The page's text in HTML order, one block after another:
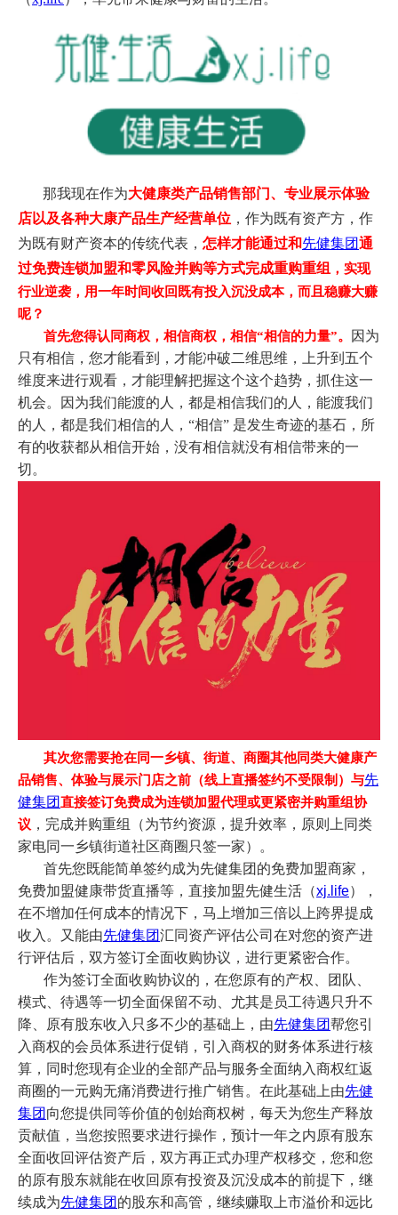
那我现在作为大健康类产品销售部门、专业展示体验
店以及各种大康产品生产经营单位 ，作为既有资产方， 作
为既有财产资本的传统代表， 怎样才能通过和先健集团通
过免费连锁加盟和零风险并购等方式完成重购重组 ，实现
行业逆袭，用一年时间收回既有投入沉没成本，而且稳赚大赚
呢？
首先您得认同商权，相信商权，相信“相信的力量”。
因为
只有相信，您才能看到，才能冲破二维思维，上升到五个
维度来进行观看，才能理解把握这个这个趋势，抓住这一
机会。因为我们能渡的人，都是相信我们的人，能渡我们
的人，都是我们相信的人，“相信” 是发生奇迹的基石，所
有的收获都从相信开始，没有相信就没有相信带来的一
切。
其次您需要抢在同一乡镇、街道、商圈其他同类大健康产
品销售、体验与展示门店之前（线上直播签约不受限制）与先
健集团直接签订免费成为连锁加盟代理或更紧密并购重组协
议 ，完成并购重组（为节约资源，提升效率，原则上同类
家电同一乡镇街道社区商圈只签一家）。
首先您既能简单签约成为先健集团的免费加盟商家，
免费加盟健康带货直播等，直接加盟先健生活（xj.life），
在不增加任何成本的情况下，马上增加三倍以上跨界提成
收入。
又能由先健集团汇同资产评估公司在对您的资产进
行评估后，双方签订全面收购协议，进行更紧密合作。
作为签订全面收购协议的，在您原有的产权、团队、
模式、待遇等一切全面保留不动、尤其是员工待遇只升不
降、原有股东收入只多不少的基础上， 由先健集团帮您引
入商权的会员体系进行促销，引入商权的财务体系进行核
算，同时您现有企业的全部产品与服务全面纳入商权红返
商圈的一元购无痛消费进行推广销售。在此基础上由先健
集团 向您提供同等价值的创始商权树，每天为您生产释放
贡献值，当您按照要求进行操作，预计一年之内原有股东
全面收回评估资产后，双方再正式办理产权移交，您和您
的原有股东就能在收回原有投资及沉没成本的前提下，继
续成为先健集团 的股东和高管，继续赚取上市溢价和远比